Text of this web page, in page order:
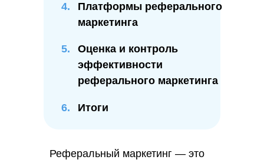
4.
Платформы реферального
маркетинга
5.
Оценка и контроль
эффективности
реферального маркетинга
6. Итоги
Реферальный маркетинг — это